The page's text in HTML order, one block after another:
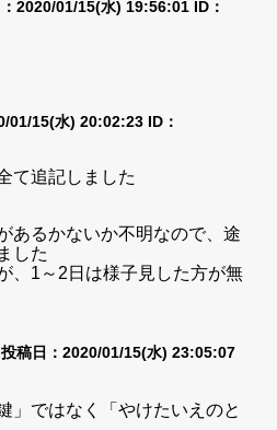
2020/01/15(水) 19:56:01 ID：
01/15(水) 20:02:23 ID：
て追記しました
あるかないか不明なので、途
した
、1～2日は様子見した方が無
投稿日：2020/01/15(水) 23:05:07
」ではなく「やけたいえのと